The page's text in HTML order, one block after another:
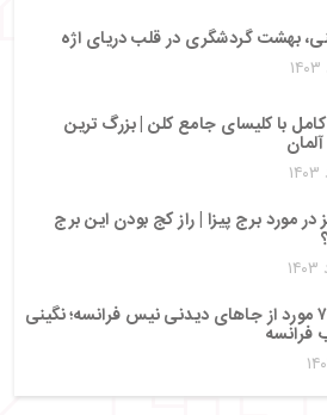
بهشت گردشگری در قلب دریای اژه
با کلیسای جامع کلن | بزرگ‌ ترین
مورد برج پیزا | راز کج بودن این برج
معرفی ۷ مورد از جاهای دیدنی نیس فرانسه؛ نگینی
فرانسه